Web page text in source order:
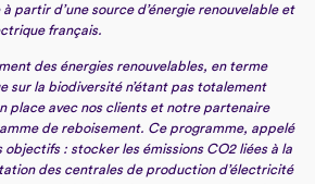
partir d’une source d’énergie renouvelable et
français.
des énergies renouvelables, en terme
sur la biodiversité n’étant pas totalement
place avec nos clients et notre partenaire
de reboisement. Ce programme, appelé
: stocker les émissions CO2 liées à la
des centrales de production d’électricité